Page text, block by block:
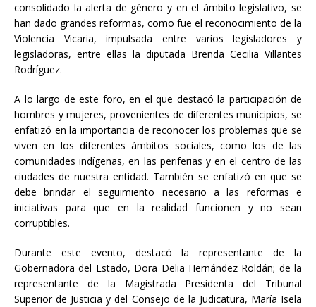
consolidado la alerta de género y en el ámbito legislativo, se
han dado grandes reformas, como fue el reconocimiento de la
Violencia Vicaria, impulsada entre varios legisladores y
legisladoras, entre ellas la diputada Brenda Cecilia Villantes
Rodríguez.
A lo largo de este foro, en el que destacó la participación de
hombres y mujeres, provenientes de diferentes municipios, se
enfatizó en la importancia de reconocer los problemas que se
viven en los diferentes ámbitos sociales, como los de las
comunidades indígenas, en las periferias y en el centro de las
ciudades de nuestra entidad. También se enfatizó en que se
debe brindar el seguimiento necesario a las reformas e
iniciativas para que en la realidad funcionen y no sean
corruptibles.
Durante este evento, destacó la representante de la
Gobernadora del Estado, Dora Delia Hernández Roldán; de la
representante de la Magistrada Presidenta del Tribunal
Superior de Justicia y del Consejo de la Judicatura, María Isela